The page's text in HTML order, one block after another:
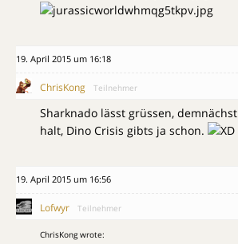
19. April 2015 um 16:18
ChrisKong Teilnehmer
Sharknado lässt grüssen,
halt, Dino Crisis gibts ja schon.
19. April 2015 um 16:56
Lofwyr Teilnehmer
ChrisKong wrote: